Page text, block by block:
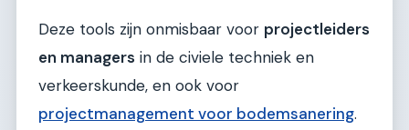
Deze tools zijn onmisbaar voor projectleiders
en managers in de civiele techniek en
verkeerskunde, en ook voor
projectmanagement voor bodemsanering.